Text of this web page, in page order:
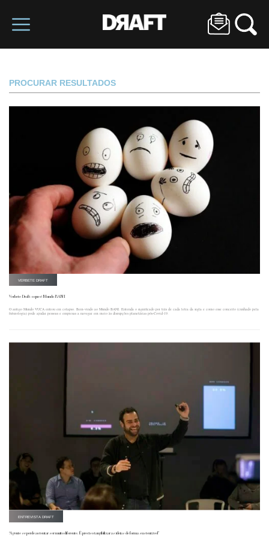
PROCURAR RESULTADOS
VERBETE DRAFT
Verbete Draft: o que é Mundo BANI
O antigo Mundo VUCA entrou em colapso. Bem-vindo ao Mundo BANI. Entenda o significado por trás de cada letra da sigla e como esse conceito (cunhado pela
futurologia) pode ajudar pessoas e empresas a navegar em meio às disrupções planetárias pós-Covid-19.
ENTREVISTA DRAFT
“A gente se perde ao tentar ser muito diferente. É preciso tangibilizar as ideias de forma sustentável”